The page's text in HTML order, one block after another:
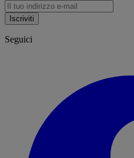
Iscriviti
Seguici